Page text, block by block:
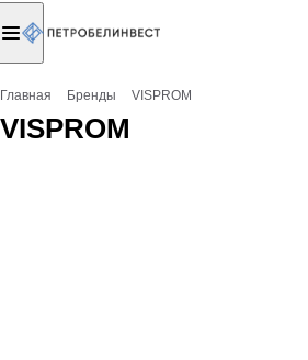
Главная Бренды VISPROM
VISPROM